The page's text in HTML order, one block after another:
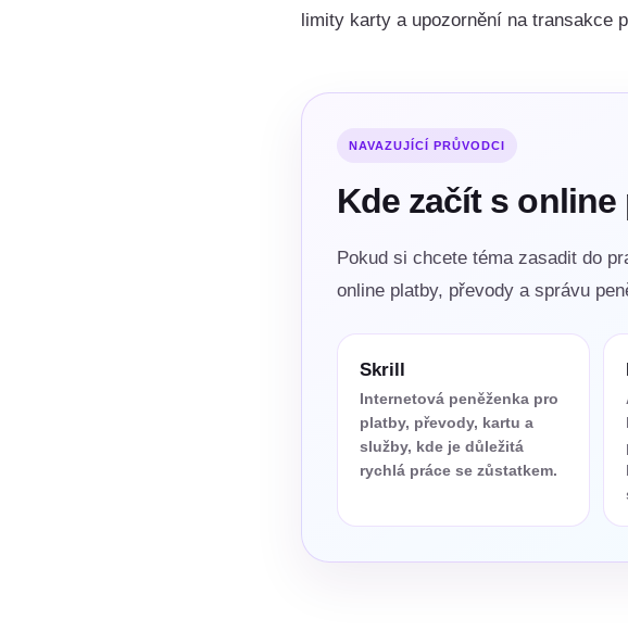
limity karty a upozornění na transakce
NAVAZUJÍCÍ PRŮVODCI
Kde začít s online
Pokud si chcete téma zasadit do
online platby, převody a správu
Skrill
Internetová peněženka pro
platby, převody, kartu a
služby, kde je důležitá
rychlá práce se zůstatkem.